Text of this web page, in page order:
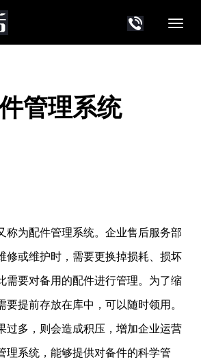
管理系统
称为配件管理系统。企业售后服务部
修或维护时，需要更换掉损耗、损坏
需要对备用的配件进行管理。为了缩
要提前存放在库中，可以随时领用。
过多，则会造成积压，增加企业运营
理系统，能够提供对备件的科学管